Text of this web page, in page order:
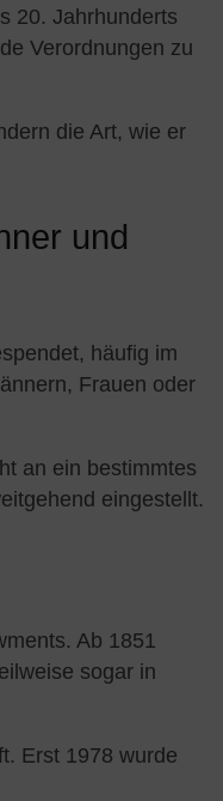
20. Jahrhunderts
Verordnungen zu
die Art, wie er
und
häufig im
Frauen oder
an ein bestimmtes
eingestellt.
Ab 1851
sogar in
Erst 1978 wurde